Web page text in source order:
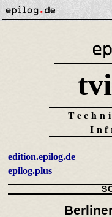
edition.epilog.de
epilog.plus